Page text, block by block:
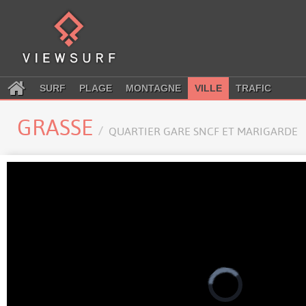
SURF PLAGE MONTAGNE VILLE TRAFIC
GRASSE QUARTIER GARE SNCF ET MARIGARDE